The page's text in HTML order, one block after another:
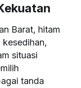
Barat, hitam
situasi
tanda